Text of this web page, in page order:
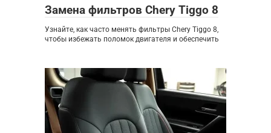
Замена фильтров Chery Tiggo 8
Узнайте, как часто менять фильтры Chery Tiggo 8,
чтобы избежать поломок двигателя и обеспечить